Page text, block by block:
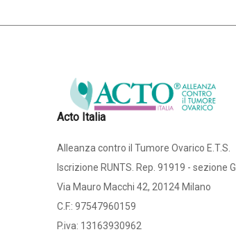
Acto Italia
Alleanza contro il Tumore Ovarico E.T.S.
Iscrizione RUNTS. Rep. 91919 - sezione G
Via Mauro Macchi 42, 20124 Milano
C.F.: 97547960159
P.iva: 13163930962